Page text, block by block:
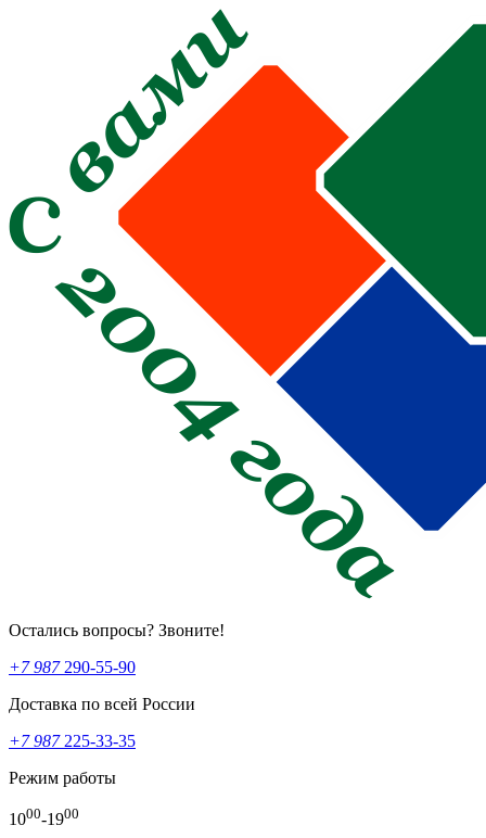
Остались вопросы? Звоните!
+7 987290-55-90
Доставка по всей России
+7 987225-33-35
Режим работы
1000-1900